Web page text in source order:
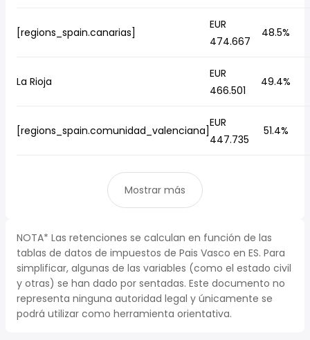
[regions_spain.canarias]
EUR
474.667
48.5%
La Rioja
EUR
466.501
49.4%
[regions_spain.comunidad_valenciana]
EUR
447.735
51.4%
Mostrar más
NOTA* Las retenciones se calculan en función de las
tablas de datos de impuestos de Pais Vasco en ES. Para
simplificar, algunas de las variables (como el estado civil
y otras) se han dado por sentadas. Este documento no
representa ninguna autoridad legal y únicamente se
podrá utilizar como herramienta orientativa.